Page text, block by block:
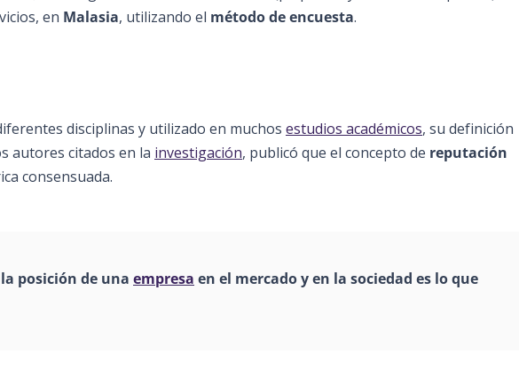
en Malasia, utilizando el método de encuesta.
disciplinas y utilizado en muchos estudios académicos, su definición
autores citados en la investigación, publicó que el concepto de reputación
consensuada.
posición de una empresa en el mercado y en la sociedad es lo que